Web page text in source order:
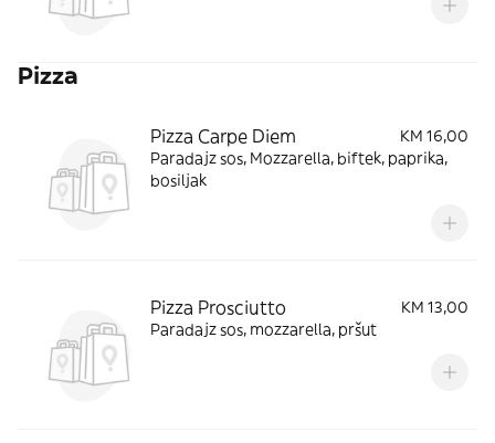
Pizza
Pizza Carpe Diem
KM 16,00
Paradajz sos, Mozzarella, biftek, paprika,
bosiljak
Pizza Prosciutto
KM 13,00
Paradajz sos, mozzarella, pršut